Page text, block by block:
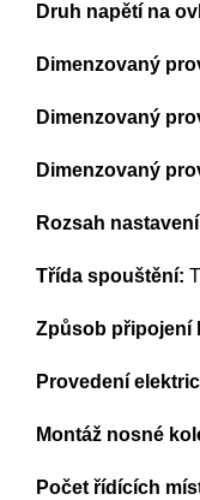
Druh napětí na
Dimenzovaný
Dimenzovaný
Dimenzovaný
Rozsah
Třída spouštění:
Způsob připojení
Provedení
Montáž nosné
Počet řídících